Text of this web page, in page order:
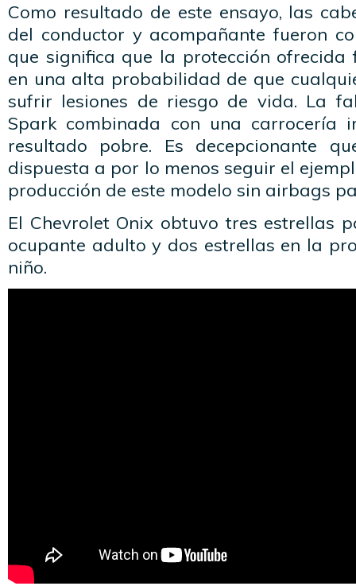
Como resultado de este ensayo, las
del conductor y acompañante fueron
que significa que la protección ofrecida
en una alta probabilidad de que
sufrir lesiones de riesgo de vida. La
Spark combinada con una carrocería
resultado pobre. Es decepcionante
dispuesta a por lo menos seguir el
producción de este modelo sin airbags
El Chevrolet Onix obtuvo tres estrellas
ocupante adulto y dos estrellas en la
niño.